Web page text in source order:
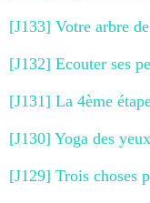
[J133] Votre arbre
[J132] Ecouter ses
[J131] La 4ème
[J130] Yoga des yeux
[J129] Trois choses